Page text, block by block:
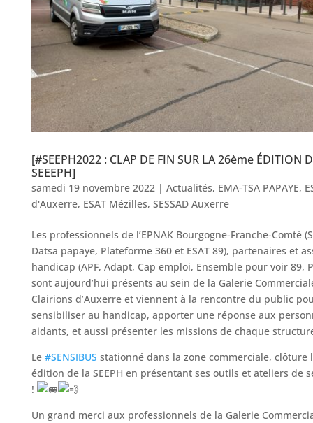
[#SEEPH2022 : CLAP DE FIN SUR LA 26ème ÉDITION
SEEEPH]
samedi 19 novembre 2022 | Actualités, EMA-TSA PAPAYE,
d'Auxerre, ESAT Mézilles, SESSAD Auxerre
Les professionnels de l’EPNAK Bourgogne-Franche-Comté
Datsa papaye, Plateforme 360 et ESAT 89), partenaires et
handicap (APF, Adapt, Cap emploi, Ensemble pour voir 89,
sont aujourd’hui présents au sein de la Galerie
Clairions d’Auxerre et viennent à la rencontre du public
sensibiliser au handicap, apporter une réponse aux
aidants, et aussi présenter les missions de chaque
Le #SENSIBUS stationné dans la zone commerciale, clôture
édition de la SEEPH en présentant ses outils et ateliers de
!
Un grand merci aux professionnels de la Galerie